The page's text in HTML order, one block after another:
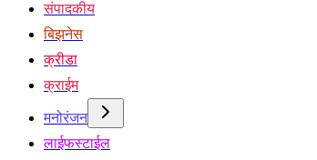
संपादकीय
बिझनेस
क्रीडा
क्राईम
मनोरंजन
लाईफस्टाईल